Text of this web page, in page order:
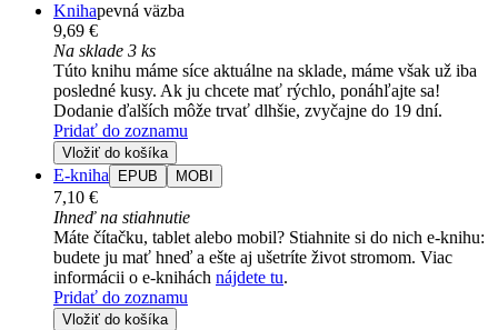
Knihapevná väzba
9,69 €
Na sklade 3 ks
Túto knihu máme síce aktuálne na sklade, máme však už iba
posledné kusy. Ak ju chcete mať rýchlo, ponáhľajte sa!
Dodanie ďalších môže trvať dlhšie, zvyčajne do 19 dní.
Pridať do zoznamu
Vložiť do košíka
E-kniha EPUB MOBI
7,10 €
Ihneď na stiahnutie
Máte čítačku, tablet alebo mobil? Stiahnite si do nich e-knihu:
budete ju mať hneď a ešte aj ušetríte život stromom. Viac
informácii o e-knihách nájdete tu.
Pridať do zoznamu
Vložiť do košíka